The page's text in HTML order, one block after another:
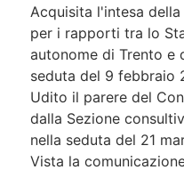
Acquisita l'intesa
per i rapporti tra lo
autonome di Trento e
seduta del 9 febbraio
Udito il parere del
dalla Sezione
nella seduta del 21
Vista la